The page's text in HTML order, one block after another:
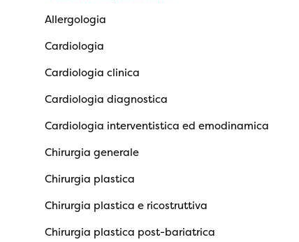
Allergologia
Cardiologia
Cardiologia clinica
Cardiologia diagnostica
Cardiologia interventistica ed emodinamica
Chirurgia generale
Chirurgia plastica
Chirurgia plastica e ricostruttiva
Chirurgia plastica post-bariatrica